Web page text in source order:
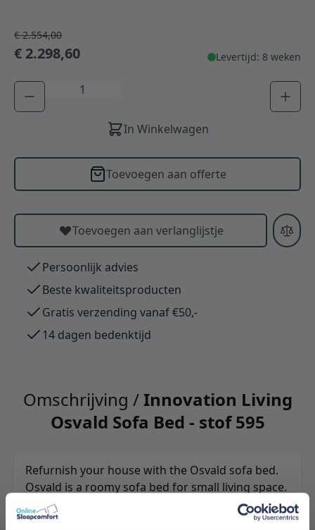
€ 2.554,00
€ 2.298,60 Levertijd: 8 weken
Aantal
In Winkelwagen
Toevoegen aan offerte
Toevoegen aan verlanglijstje
Persoonlijk advies
Beste kwaliteitsproducten
Gratis verzending vanaf €50,-
14 dagen bedenktijd
Omschrijving /Innovation Living
Osvald Sofa Bed - stof 595
Refurnish your house with the Osvald sofa bed.
Osvald is a roomy sofa bed for small living space.
It is easy operated and features an exclusive dual
pocket spring comfort and a large storage room.